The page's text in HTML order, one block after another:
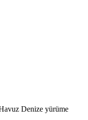
Denize yürüme